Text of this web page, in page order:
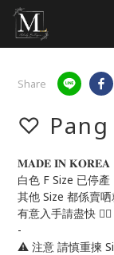
Share
♡ Pang
𝐌𝐀𝐃𝐄 𝐈𝐍 𝐊𝐎𝐑𝐄𝐀
白色 F Size 已停產
其他 Size 都係賣
有意入手請盡快 ❤️‍🔥
-
⚠️ 注意 請慎重揀